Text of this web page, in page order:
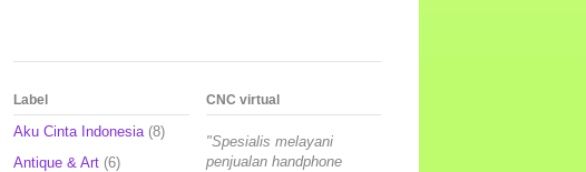
Label
Aku Cinta Indonesia (8)
Antique & Art (6)
CNC virtual
"Spesialis melayani
penjualan handphone